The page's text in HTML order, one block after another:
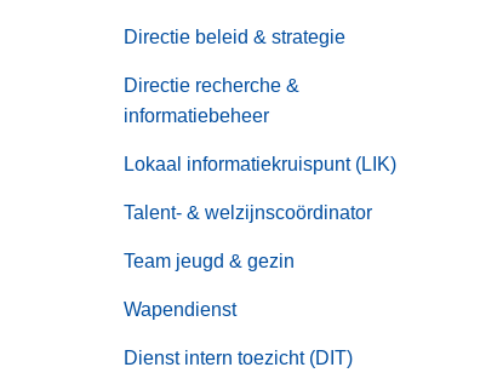
Directie beleid & strategie
Directie recherche &
informatiebeheer
Lokaal informatiekruispunt (LIK)
Talent- & welzijnscoördinator
Team jeugd & gezin
Wapendienst
Dienst intern toezicht (DIT)